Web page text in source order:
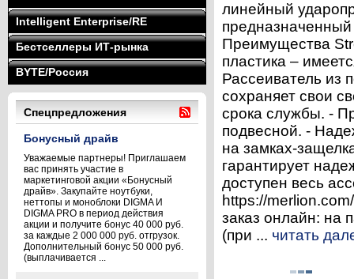
Intelligent Enterprise/RE
Бестселлеры ИТ-рынка
BYTE/Россия
Спецпредложения
Бонусный драйв
Уважаемые партнеры! Приглашаем
вас принять участие в
маркетинговой акции «Бонусный
драйв». Закупайте ноутбуки,
неттопы и моноблоки DIGMA И
DIGMA PRO в период действия
акции и получите бонус 40 000 руб.
за каждые 2 000 000 руб. отгрузок.
Дополнительный бонус 50 000 руб.
(выплачивается ...
линейный
Преимущества
пластика –
Рассеиватель из
сохраняет свои
срока службы. -
подвесной. -
на замках-
гарантирует
доступен весь
https://
заказ онлайн: на
(при ... читать